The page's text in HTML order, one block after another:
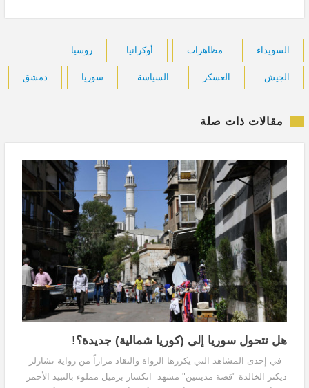
السويداء مظاهرات أوكرانيا روسيا
الجيش العسكر السياسة سوريا دمشق
مقالات ذات صلة
هل تتحول سوريا إلى (كوريا شمالية) جديدة؟!
في إحدى المشاهد التي يكررها الرواة والنقاد مراراً من رواية تشارلز
ديكنز الخالدة "قصة مدينتين" مشهد انكسار برميل مملوء بالنبيذ الأحمر